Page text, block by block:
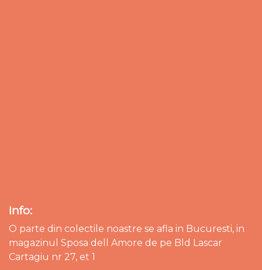
Info:
O parte din colectile noastre se afla in Bucuresti, in
magazinul Sposa dell Amore de pe Bld Lascar
Cartagiu nr 27, et 1